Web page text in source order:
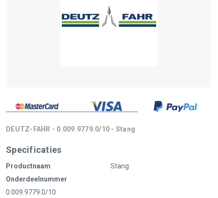
DEUTZ-FAHR - 0.009.9779.0/10 - Stang
Specificaties
Productnaam
Stang
Onderdeelnummer
0.009.9779.0/10